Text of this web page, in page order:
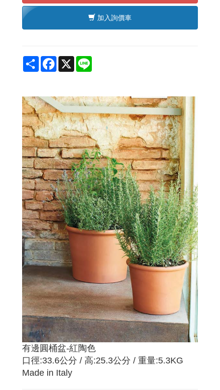
加入詢價車
Share Facebook
X
有邊圓桶盆-紅陶色
口徑:33.6公分 / 高:25.3公分 / 重量:5.3KG
Made in Italy